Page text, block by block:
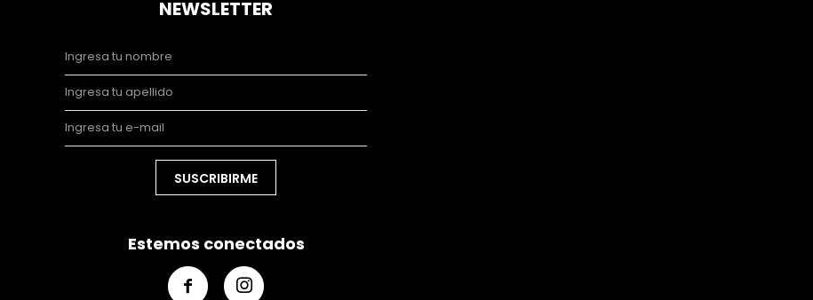
NEWSLETTER
SUSCRIBIRME
Estemos conectados
 